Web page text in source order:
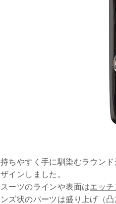
持ちやすく手に馴染むラウン
ザインしました。
スーツのラインや表面はエッチ
ンズ状のパーツは盛り上げ（